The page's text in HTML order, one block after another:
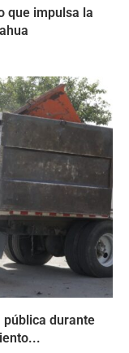
que impulsa la
pública durante